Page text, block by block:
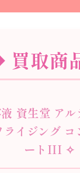
取商
資生堂 アル
ライジング コ
ートIII ✧